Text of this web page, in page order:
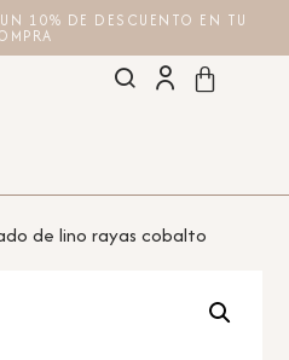
10% DE DESCUENTO EN TU
de lino rayas cobalto